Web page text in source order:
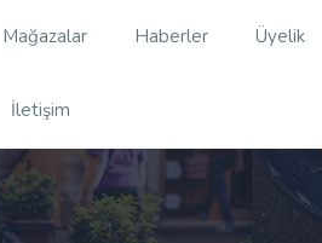
Mağazalar Haberler Üyelik
İletişim